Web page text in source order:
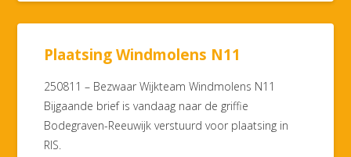
Plaatsing Windmolens N11
250811 – Bezwaar Wijkteam Windmolens N11
Bijgaande brief is vandaag naar de griffie
Bodegraven-Reeuwijk verstuurd voor plaatsing in
RIS.